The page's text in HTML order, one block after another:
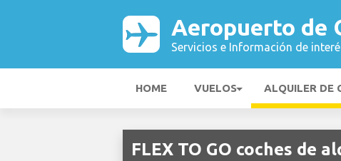
Aeropuerto de
Servicios e Información de
HOME VUELOS ALQUILER DE
FLEX TO GO coches de